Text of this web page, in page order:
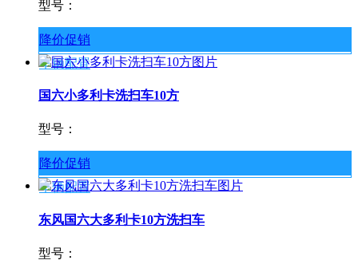
型号：
降价促销
车辆配置
国六小多利卡洗扫车10方
型号：
降价促销
车辆配置
东风国六大多利卡10方洗扫车
型号：